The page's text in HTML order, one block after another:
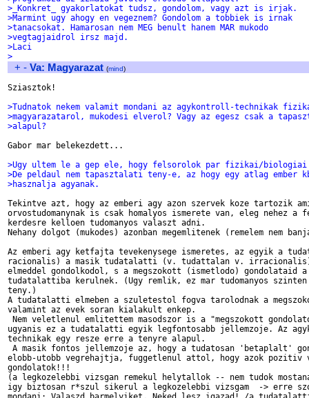
>_Konkret_ gyakorlatokat tudsz, gondolom, vagy azt is irjak.
>Marmint ugy ahogy en vegeznem? Gondolom a tobbiek is irnak
>tanacsokat. Hamarosan nem MEG benult hanem MAR mukodo
>vegtagjaidrol irsz majd.
>Laci
>
+ - Va: Magyarazat (mind)
Sziasztok!
>Tudnatok nekem valamit mondani az agykontroll-technikak
>magyarazatarol, mukodesi elverol? Vagy az egesz csak a
>alapul?
Gabor mar belekezdett...
>Ugy ultem le a gep ele, hogy felsorolok par fizikai/biologiai
>De peldaul nem tapasztalati teny-e, az hogy egy atlag ember
>hasznalja agyanak.
Tekintve azt, hogy az emberi agy azon szervek koze tartozik
orvostudomanynak is csak homalyos ismerete van, eleg nehez
kerdesre kelloen tudomanyos valaszt adni.
Nehany dolgot (mukodes) azonban megemlitenek (remelem nem
Az emberi agy ketfajta tevekenysege ismeretes, az egyik a
racionalis) a masik tudatalatti (v. tudattalan v.
elmeddel gondolkodol, s a megszokott (ismetlodo) gondolataid a
tudatalattiba kerulnek. (Ugy remlik, ez mar tudomanyos
teny.)
A tudatalatti elmeben a szuletestol fogva tarolodnak a
valamint az evek soran kialakult enkep.
Nem veletlenul emlitettem masodszor is a "megszokott
ugyanis ez a tudatalatti egyik legfontosabb jellemzoje. Az
technikak egy resze erre a tenyre alapul.
A masik fontos jellemzoje az, hogy a tudatosan 'betaplalt'
elobb-utobb vegrehajtja, fuggetlenul attol, hogy azok pozitiv
gondolatok!!!
(a legkozelebbi vizsgan remekul helytallok -- nem tudok
igy biztosan r*szul sikerul a legkozelebbi vizsgam  -> erre